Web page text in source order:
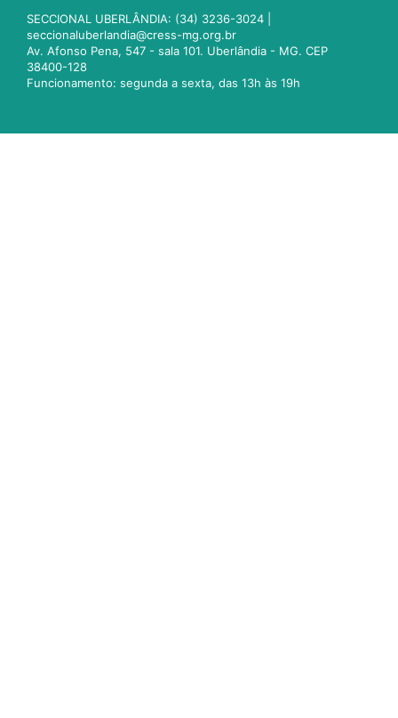
SECCIONAL UBERLÂNDIA: (34) 3236-3024 |
seccionaluberlandia@cress-mg.org.br
Av. Afonso Pena, 547 - sala 101. Uberlândia - MG. CEP
38400-128
Funcionamento: segunda a sexta, das 13h às 19h